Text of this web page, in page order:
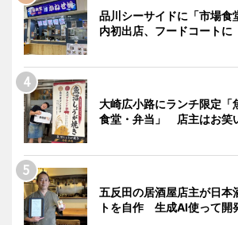
品川シーサイドに「市場
内初出店、フードコートに
大崎広小路にランチ限定「
食堂・弁当」 店主はお笑
五反田の居酒屋店主が日本
トを自作 生成AI使って開